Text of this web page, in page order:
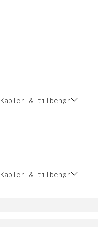
Kabler & tilbehør
Kabler & tilbehør